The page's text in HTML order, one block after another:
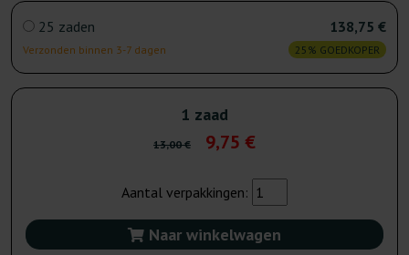
25 zaden
Verzonden binnen 3-7 dagen
138,75 €
25% GOEDKOPER
1 zaad
13,00 € 9,75 €
Aantal verpakkingen:
Naar winkelwagen